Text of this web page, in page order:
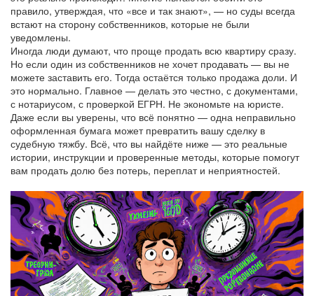
правило, утверждая, что «все и так знают», — но суды всегда
встают на сторону собственников, которые не были
уведомлены.
Иногда люди думают, что проще продать всю квартиру сразу.
Но если один из собственников не хочет продавать — вы не
можете заставить его. Тогда остаётся только продажа доли. И
это нормально. Главное — делать это честно, с документами,
с нотариусом, с проверкой ЕГРН. Не экономьте на юристе.
Даже если вы уверены, что всё понятно — одна неправильно
оформленная бумага может превратить вашу сделку в
судебную тяжбу. Всё, что вы найдёте ниже — это реальные
истории, инструкции и проверенные методы, которые помогут
вам продать долю без потерь, переплат и неприятностей.